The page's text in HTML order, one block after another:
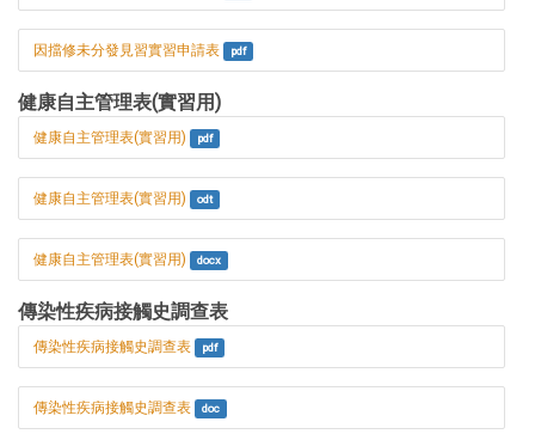
因擋修未分發見習實習申請表 pdf
健康自主管理表(實習用)
健康自主管理表(實習用) pdf
健康自主管理表(實習用) odt
健康自主管理表(實習用) docx
傳染性疾病接觸史調查表
傳染性疾病接觸史調查表 pdf
傳染性疾病接觸史調查表 doc